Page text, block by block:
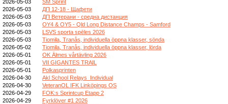
2026-05-03
SM Sprint
2026-05-03
ДП 12-18 - Щафети
2026-05-03
ДП Ветерани - средна дистанция
2026-05-03
OY4 & OY5 - Qld Long Distance Champs - Samford
2026-05-03
LSVS sporta spēles 2026
2026-05-03
Tiomila, Tranås, individuella öppna klasser, sönda
2026-05-02
Tiomila, Tranås, individuella öppna klasser, lörda
2026-05-01
OK Älmes vårtävling 2026
2026-05-01
VII GIGANTES TRAIL
2026-05-01
Polkasprinten
2026-04-30
Akl School Relays_Individual
2026-04-30
VeteranOL IFK Linköpings OS
2026-04-29
FOK:s Sprintcup Etapp 2
2026-04-29
Fyrklöver #1 2026